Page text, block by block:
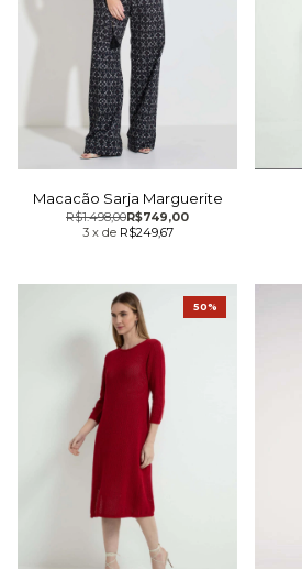
Macacão Sarja Marguerite
R$749,00
R$1.498,00
3 x de R$249,67
50%